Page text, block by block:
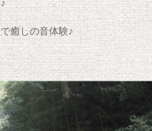
癒しの音体験♪